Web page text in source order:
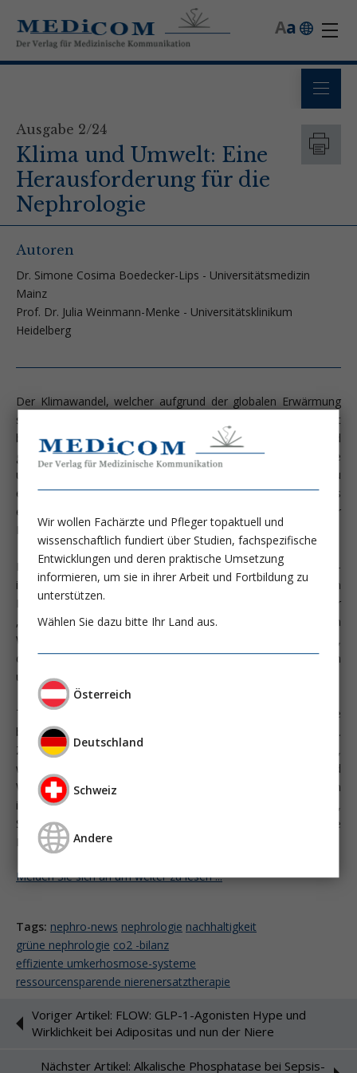
a
A
Ausgabe 2/24
Klima und Umwelt: Eine
Herausforderung für die
Nephrologie
Autoren
Dr. Simone Cosima Boedecker-Lips - Universitätsmedizin
Mainz
Prof. Dr. Julia Weinmann-Menke - Universitätsklinikum
Heidelberg
Der Klimawandel, welcher aufgrund der globalen Erwärmung
schon heute die Lebensweise der Bevölkerung weltweit
beeinflusst, führt zunehmend zu einem politischen und
gesellschaftlichen Umdenken mit dem Ziel, eine
umweltfreundliche und klimaneutrale Lebensweise zu
erreichen. Diese muss alle Facetten des menschlichen Handels
einschließen - auch die medizinische Versorgung der
Bevölkerung.
Hier steht der Fachbereich Nephrologie mit der Ressourcen-
intensiven Nierenersatztherapie vor großen
Herausforderungen. Unabdingbar ist bei der Etablierung einer
„grünen Nephrologie“, die PatientInnen in den strukturellen
Wandel mit einzubeziehen und deutlich zu kommunizieren,
dass oberste Priorität sein wird, diese auch weiterhin
uneingeschränkt auf höchstem Niveau zu behandeln.
Technische Weiterentwicklungen der Nierenersatztherapie
bestehen schon heute mit portablen Hämodialysegeräten.
Zudem sind tragbare Hämo- und Peritoneal-Dialysegeräte,
welche zu deutlichen Einsparungen an Energie- und
Wasserverbrauch führen, in der Entwicklung. Außerdem zeigen
innovative Forschungsansätze, wie ­Xenotransplantation,
Stammzellforschung und der „künstliche“ Organersatz positive
Ergebnisse.
Melden Sie sich an um weiter zu lesen ...
Tags: nephro-news nephrologie nachhaltigkeit
grüne nephrologie co2 -bilanz
effiziente umkerhosmose-systeme
ressourcensparende nierenersatztherapie
Voriger Artikel: FLOW: GLP-1-Agonisten Hype und
Wirklichkeit bei Adipositas und nun der Niere
Nächster Artikel: Alkalische Phosphatase bei Sepsis-
Wir wollen Fachärzte und Pfleger topaktuell und
wissenschaftlich fundiert über Studien, fachspezifische
Entwicklungen und deren praktische Umsetzung
informieren, um sie in ihrer Arbeit und Fortbildung zu
unterstützen.
Wählen Sie dazu bitte Ihr Land aus.
Österreich
Deutschland
Schweiz
Andere